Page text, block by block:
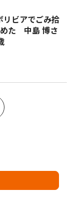
リビアでごみ拾
めた 中島 博さ